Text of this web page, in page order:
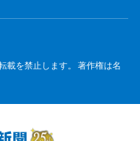
載を禁止します。 著作権は名